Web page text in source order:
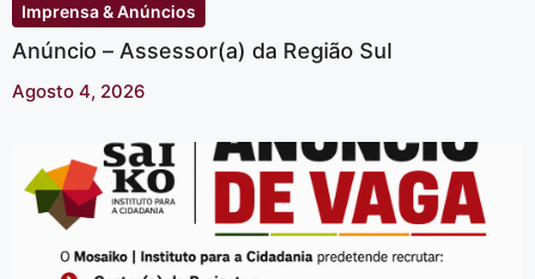
Imprensa & Anúncios
Anúncio – Assessor(a) da Região Sul
Agosto 4, 2026